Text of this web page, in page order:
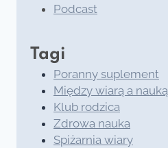
Podcast
Tagi
Poranny suplement
Między wiarą a nauką
Klub rodzica
Zdrowa nauka
Spiżarnia wiary